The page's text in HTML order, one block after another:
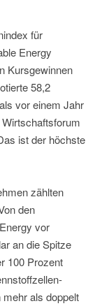
für
Energy
Kursgewinnen
58,2
vor einem Jahr
ist der höchste
zählten
den
vor
an die Spitze
100 Prozent
als doppelt